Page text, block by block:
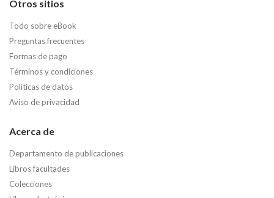
Otros sitios
Todo sobre eBook
Preguntas frecuentes
Formas de pago
Términos y condiciones
Políticas de datos
Aviso de privacidad
Acerca de
Departamento de publicaciones
Libros facultades
Colecciones